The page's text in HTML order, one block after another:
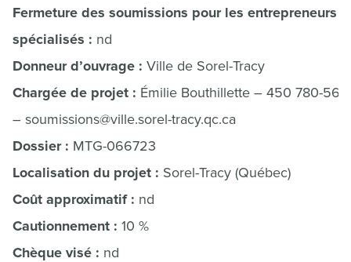
Fermeture des soumissions pour les entrepreneurs
spécialisés : nd
Donneur d’ouvrage : Ville de Sorel-Tracy
Chargée de projet : Émilie Bouthillette – 450 780-
– soumissions@ville.sorel-tracy.qc.ca
Dossier : MTG-066723
Localisation du projet : Sorel-Tracy (Québec)
Coût approximatif : nd
Cautionnement : 10 %
Chèque visé : nd